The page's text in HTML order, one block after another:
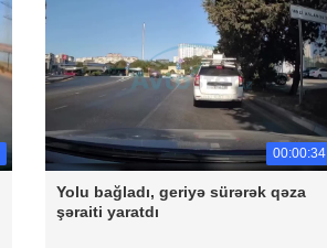
00:00:34
Yolu bağladı, geriyə sürərək qəza
şəraiti yaratdı